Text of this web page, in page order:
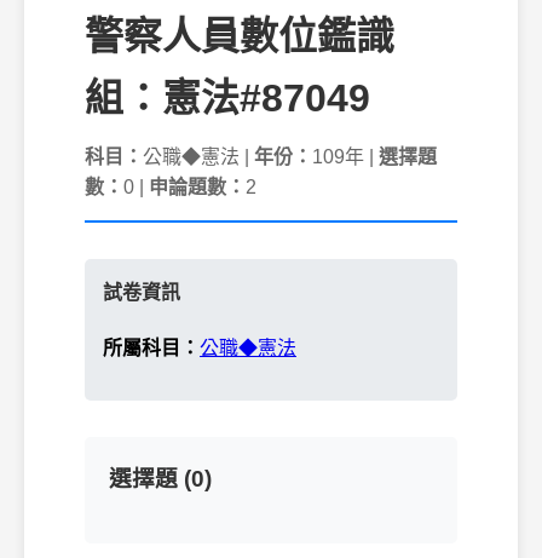
警察人員數位鑑識
組：憲法#87049
科目： 公職◆憲法 | 年份： 109年 | 選擇題
數： 0 | 申論題數： 2
試卷資訊
所屬科目： 公職◆憲法
選擇題 (0)